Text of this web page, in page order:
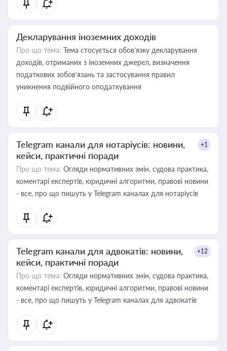
Декларування іноземних доходів
Про що тема: Тема стосується обов’язку декларування
доходів, отриманих з іноземних джерел, визначення
податкових зобов’язань та застосування правил
уникнення подвійного оподаткування
Telegram канали для нотаріусів: новини,
кейси, практичні поради
+1
Про що тема: Огляди нормативних змін, судова практика,
коментарі експертів, юридичні алгоритми, правові новини
- все, про що пишуть у Telegram каналах для нотаріусів
Telegram канали для адвокатів: новини,
кейси, практичні поради
+12
Про що тема: Огляди нормативних змін, судова практика,
коментарі експертів, юридичні алгоритми, правові новини
- все, про що пишуть у Telegram каналах для адвокатів